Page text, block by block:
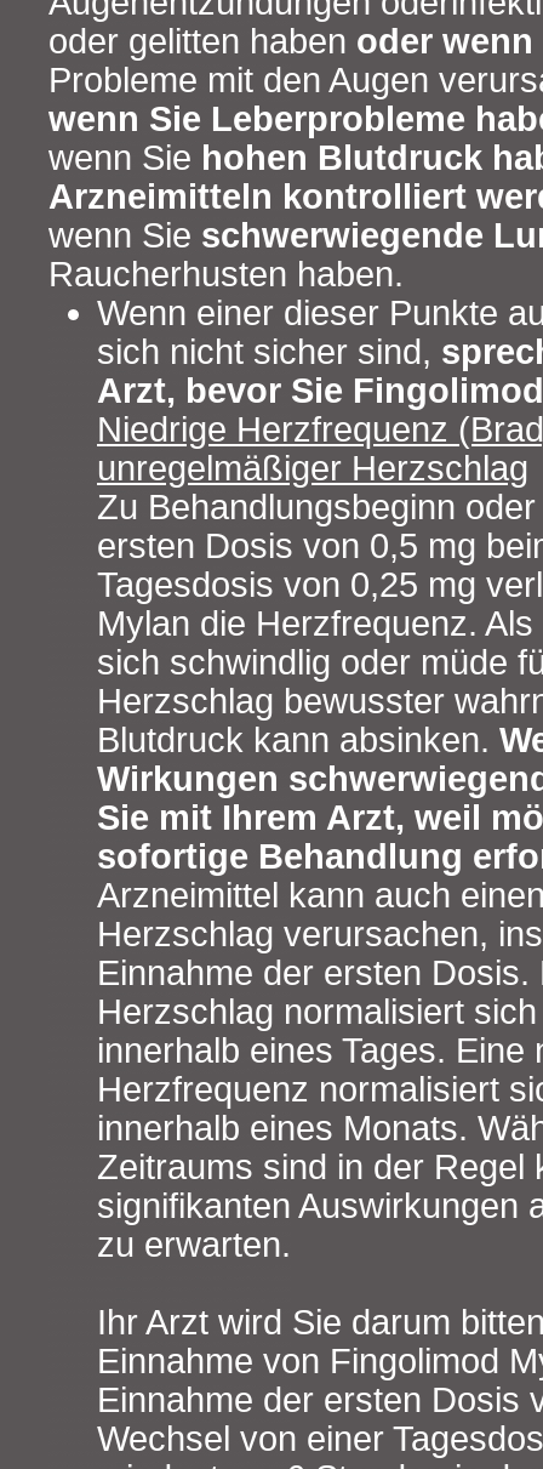
oder gelitten haben oder wenn
Probleme mit den Augen
wenn Sie Leberprobleme
wenn Sie hohen Blutdruck
Arzneimitteln kontrolliert
wenn Sie schwerwiegende
Raucherhusten haben.
Wenn einer dieser Punkte
sich nicht sicher sind,
Arzt, bevor Sie
Niedrige Herzfrequenz
unregelmäßiger Herzschlag
Zu Behandlungsbeginn
ersten Dosis von 0,5 mg
Tagesdosis von 0,25 mg
Mylan die Herzfrequenz.
sich schwindlig oder müde
Herzschlag bewusster
Blutdruck kann absinken.
Wirkungen
Sie mit Ihrem Arzt, weil
sofortige Behandlung
Arzneimittel kann auch
Herzschlag verursachen,
Einnahme der ersten
Herzschlag normalisiert
innerhalb eines Tages. Eine
Herzfrequenz normalisiert
innerhalb eines Monats.
Zeitraums sind in der Regel
signifikanten Auswirkungen
zu erwarten.
Ihr Arzt wird Sie darum
Einnahme von Fingolimod
Einnahme der ersten Dosis
Wechsel von einer